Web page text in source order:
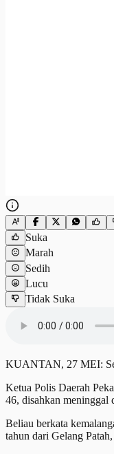
Suka
Marah
Sedih
Lucu
Tidak Suka
KUANTAN, 27 MEI:
Ketua Polis Daerah
46, disahkan meninggal
Beliau berkata
tahun dari Gelang